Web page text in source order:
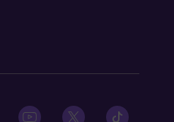
Thornton na Facebooku
profil Grant Thornton na
Zobacz profil Grant Thornton
Zobacz profil Grant
Zobacz